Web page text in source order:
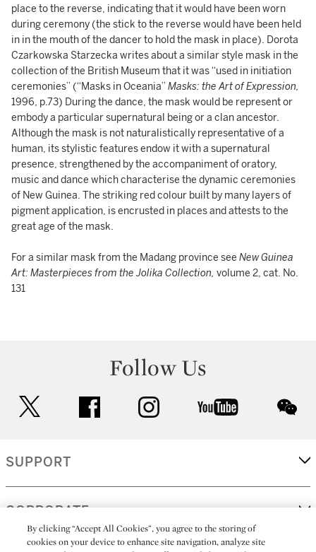
place to the reverse, indicating that it would have been worn
during ceremony (the stick to the reverse would have been held
in in the mouth of the dancer to hold the mask in place). Dorota
Czarkowska Starzecka writes about a similar style mask in the
collection of the British Museum that it was “used in initiation
ceremonies” (“Masks in Oceania” Masks: the Art of Expression,
1996, p.73) During the dance, the mask would be represent or
embody a particular supernatural being or a clan ancestor.
Although the mask is not naturalistically representative of a
human, its stylistic features endow it with a supernatural
presence, strengthened by the accompaniment of oratory,
music and dance which characterise the dynamic ceremonies
of New Guinea. The striking red colour built by many layers of
pigment application, is encrusted in places and attests to the
great age of the mask.
For a similar mask from the Madang province see New Guinea
Art: Masterpieces from the Jolika Collection, volume 2, cat. No.
131
Follow Us
facebook instagram youtube
SUPPORT
CORPORATE
By clicking “Accept All Cookies”, you agree to the storing of
cookies on your device to enhance site navigation, analyze site